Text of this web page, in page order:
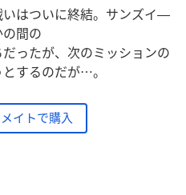
はついに終結。サンズイ―
間の
ったが、次のミッションの
するのだが…。
イトで購入